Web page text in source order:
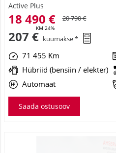
See veebileht kasutab
Active Plus
18 490 €
KM 24%
20 790 €
207 € kuumakse *
71 455 Km
Hübriid (bensiin / elekter)
Automaat
Saada ostusoov